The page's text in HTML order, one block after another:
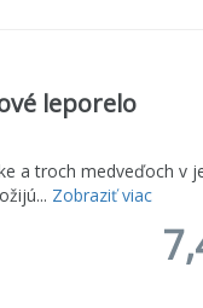
leporelo
a troch medveďoch v
Zobraziť viac